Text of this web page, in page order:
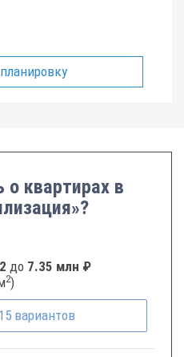
о квартирах в
до 7.35 млн ₽
2)
вариантов